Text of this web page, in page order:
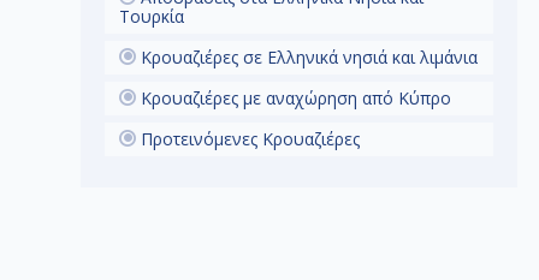
Τουρκία
Κρουαζιέρες σε Ελληνικά νησιά και λιμάνια
Κρουαζιέρες με αναχώρηση από Κύπρο
Προτεινόμενες Κρουαζιέρες